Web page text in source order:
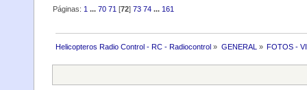
Páginas: 1 ...70 71 [72]73 74 ... 161
Helicopteros Radio Control - RC - Radiocontrol » GENERAL » FOTOS -